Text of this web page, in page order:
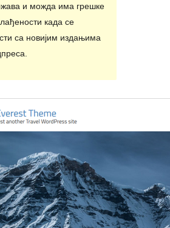
и можда има грешке
када се
са новијим издањима